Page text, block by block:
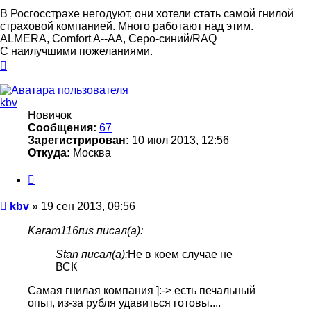
В Росгосстрахе негодуют, они хотели стать самой гнилой
страховой компанией. Много работают над этим.
ALMERA, Comfort A--AA, Серо-синий/RAQ
С наилучшими пожеланиями.
началу
kbv
Новичок
Сообщения: 67
Зарегистрирован: 10 июл 2013, 12:56
Откуда: Москва
Сообщение
kbv » 19 сен 2013, 09:56
Karam116rus писал(а):
Stan писал(а):Не в коем случае не
ВСК
Самая гнилая компания ]:-> есть печальный
опыт, из-за рубля удавиться готовы....